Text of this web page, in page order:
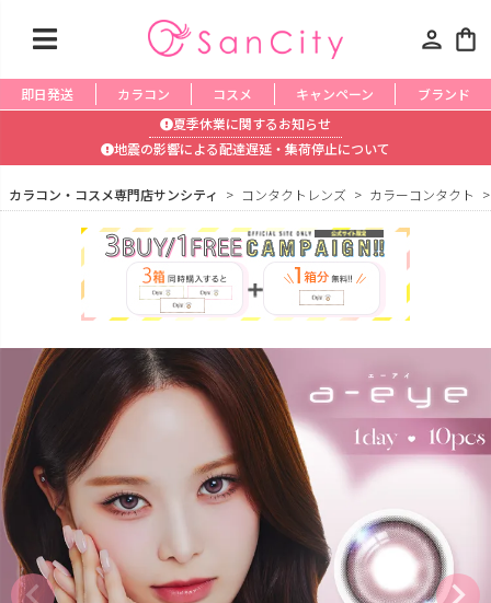
person shopping_bag
即日発送 カラコン コスメ キャンペーン
ブランド
夏季休業に関するお知らせ
地震の影響による配達遅延・集荷停止について
カラコン・コスメ専門店サンシティ コンタクトレンズ カラーコンタクト